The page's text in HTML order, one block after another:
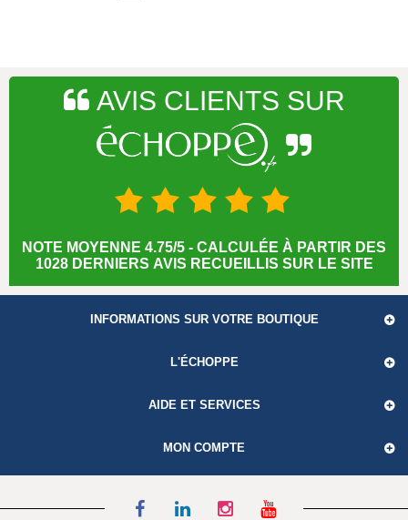
NOTE MOYENNE 4.75/5 - CALCULÉE À PARTIR DES
1028 DERNIERS AVIS RECUEILLIS SUR LE SITE
INFORMATIONS SUR VOTRE BOUTIQUE
L'ÉCHOPPE
AIDE ET SERVICES
MON COMPTE